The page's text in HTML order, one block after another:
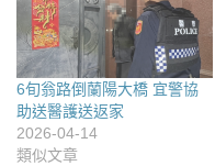
6旬翁路倒蘭陽大橋 宜警協
助送醫護送返家
2026-04-14
類似文章